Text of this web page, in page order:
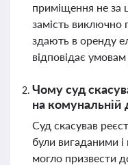
приміщення не за
замість виключно
здають в оренду
відповідає
Чому суд
на комунальній
Суд скасував
були вигаданими
могло призвести